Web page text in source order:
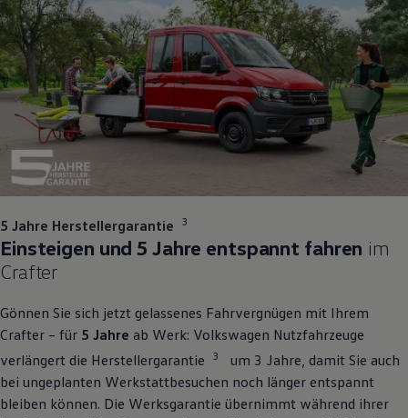
5 Jahre Herstellergarantie 3
Einsteigen und 5 Jahre entspannt fahren im
Crafter
Gönnen Sie sich jetzt gelassenes Fahrvergnügen mit Ihrem
Crafter – für 5 Jahre ab Werk: Volkswagen Nutzfahrzeuge
verlängert die Herstellergarantie
3
um 3 Jahre, damit Sie auch
bei ungeplanten Werkstattbesuchen noch länger entspannt
bleiben können. Die Werksgarantie übernimmt während ihrer